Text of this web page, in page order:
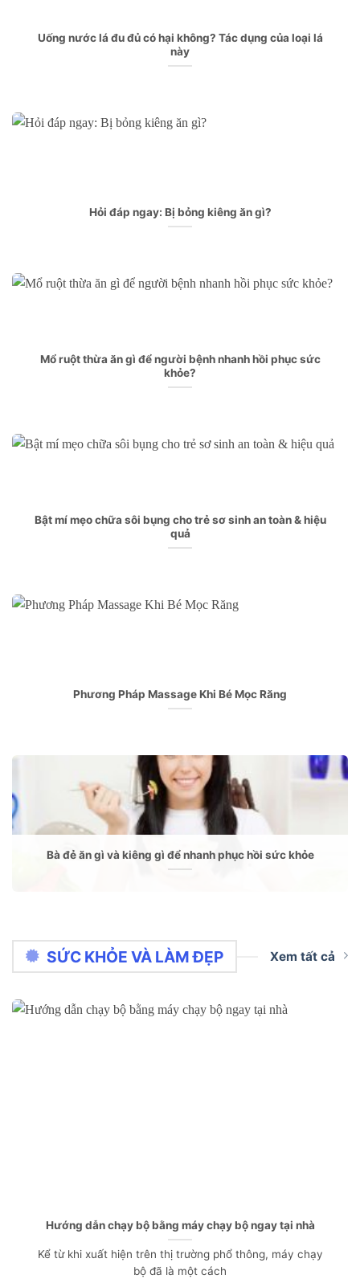
Uống nước lá đu đủ có hại không? Tác dụng của loại lá
này
Hỏi đáp ngay: Bị bỏng kiêng ăn gì?
Mổ ruột thừa ăn gì để người bệnh nhanh hồi phục sức
khỏe?
Bật mí mẹo chữa sôi bụng cho trẻ sơ sinh an toàn & hiệu
quả
Phương Pháp Massage Khi Bé Mọc Răng
Bà đẻ ăn gì và kiêng gì để nhanh phục hồi sức khỏe
SỨC KHỎE VÀ LÀM ĐẸP Xem tất cả
Hướng dẫn chạy bộ bằng máy chạy bộ ngay tại nhà
Kể từ khi xuất hiện trên thị trường phổ thông, máy chạy
bộ đã là một cách